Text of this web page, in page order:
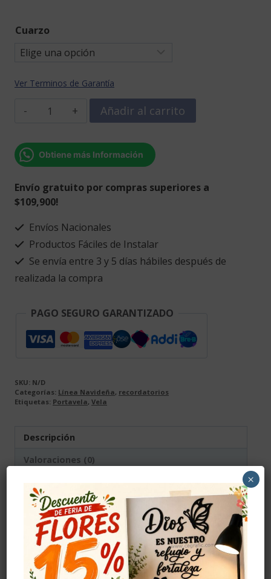
Cuarzo
Ver Terminos de Garantía
Recordatorio
copa
de
con
vela
cantidad
Añadir al carrito
Obtiene más Información
Envío gratuito por compras superiores a
$109,900!
Envíos Nacionales
Productos Fáciles de Instalar
Se envía entre 3 y 5 días hábiles después de
realizada la compra
PAGO SEGURO GARANTIZADO
SKU: N/D
Categorías: Línea Navideña, recordatorios
Etiquetas: Portavela, Vela
Descripción
Valoraciones (0)
Descripción
Un pequeño detalle que guarda un gran
significado
Nuestros recordatorios personalizados con
porta vela y vela están pensados para
encender emociones, evocar recuerdos y
×